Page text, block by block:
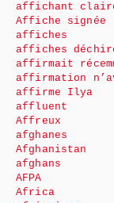
affichant
Affiche signée
affiches
affiches
affirmait
affirmation
affirme Ilya
affluent
Affreux
afghanes
Afghanistan
afghans
AFPA
Africa